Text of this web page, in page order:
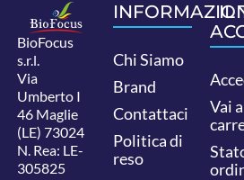
BioFocus
s.r.l.
Via
Umberto I
46 Maglie
(LE) 73024
N. Rea: LE-
305825
Chi Siamo
Brand
Contattaci
Politica di
reso
IL
Vai